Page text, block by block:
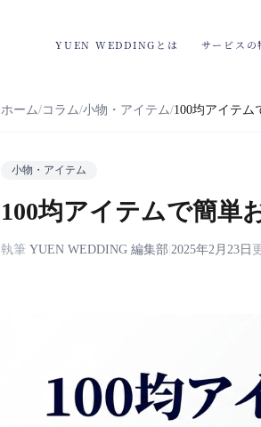
YUEN WEDDINGとは サービスの
ホーム コラム 小物・アイテム 100均アイテ
小物・アイテム
100均アイテムで簡単
執筆 YUEN WEDDING 編集部 2025年2月23日